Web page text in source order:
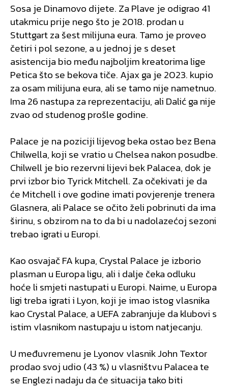
Sosa je Dinamovo dijete. Za Plave je odigrao 41
utakmicu prije nego što je 2018. prodan u
Stuttgart za šest milijuna eura. Tamo je proveo
četiri i pol sezone, a u jednoj je s deset
asistencija bio među najboljim kreatorima lige
Petica što se bekova tiče. Ajax ga je 2023. kupio
za osam milijuna eura, ali se tamo nije nametnuo.
Ima 26 nastupa za reprezentaciju, ali Dalić ga nije
zvao od studenog prošle godine.
Palace je na poziciji lijevog beka ostao bez Bena
Chilwella, koji se vratio u Chelsea nakon posudbe.
Chilwell je bio rezervni lijevi bek Palacea, dok je
prvi izbor bio Tyrick Mitchell. Za očekivati je da
će Mitchell i ove godine imati povjerenje trenera
Glasnera, ali Palace se očito želi pobrinuti da ima
širinu, s obzirom na to da bi u nadolazećoj sezoni
trebao igrati u Europi.
Kao osvajač FA kupa, Crystal Palace je izborio
plasman u Europa ligu, ali i dalje čeka odluku
hoće li smjeti nastupati u Europi. Naime, u Europa
ligi treba igrati i Lyon, koji je imao istog vlasnika
kao Crystal Palace, a UEFA zabranjuje da klubovi s
istim vlasnikom nastupaju u istom natjecanju.
U međuvremenu je Lyonov vlasnik John Textor
prodao svoj udio (43 %) u vlasništvu Palacea te
se Englezi nadaju da će situacija tako biti